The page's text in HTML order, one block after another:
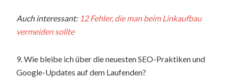
Auch interessant: 12 Fehler, die man beim Linkaufbau
vermeiden sollte
9. Wie bleibe ich über die neuesten SEO-Praktiken und
Google-Updates auf dem Laufenden?